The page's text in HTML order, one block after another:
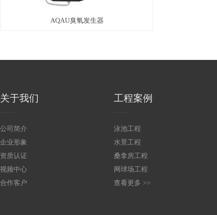
AQAU臭氧发生器
关于我们
公司简介
企业形象
资质认证
视频中心
合作客户
工程案例
泳池工程
水景工程
桑拿房工程
网球场工程
查看更多 >>